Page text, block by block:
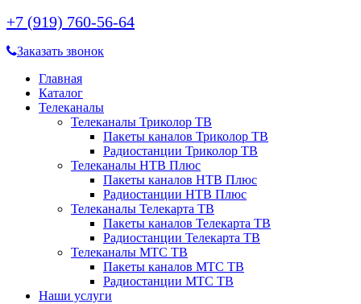
+7 (919) 760-56-64
Заказать звонок
Главная
Каталог
Телеканалы
Телеканалы Триколор ТВ
Пакеты каналов Триколор ТВ
Радиостанции Триколор ТВ
Телеканалы НТВ Плюс
Пакеты каналов НТВ Плюс
Радиостанции НТВ Плюс
Телеканалы Телекарта ТВ
Пакеты каналов Телекарта ТВ
Радиостанции Телекарта ТВ
Телеканалы МТС ТВ
Пакеты каналов МТС ТВ
Радиостанции МТС ТВ
Наши услуги